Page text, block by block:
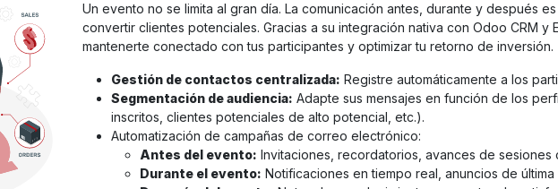
Un evento no se limita al gran día. La comunicación antes, durante y después
convertir clientes potenciales. Gracias a su integración nativa con Odoo CRM y
mantenerte conectado con tus participantes y optimizar tu retorno de inversión.
Gestión de contactos centralizada: Registre automáticamente a los
Segmentación de audiencia: Adapte sus mensajes en función de los
inscritos, clientes potenciales de alto potencial, etc.).
Automatización de campañas de correo electrónico:
Antes del evento: Invitaciones, recordatorios, avances de sesiones
Durante el evento: Notificaciones en tiempo real, anuncios de última